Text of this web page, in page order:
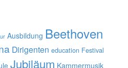
Ausbildung Beethoven
Dirigenten education Festival
Jubiläum Kammermusik